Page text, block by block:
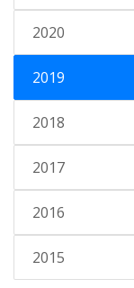
2020
2019
2018
2017
2016
2015